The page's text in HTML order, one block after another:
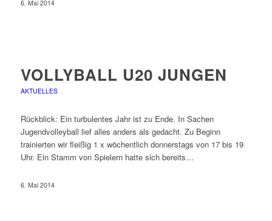
6. Mai 2014
VOLLYBALL U20 JUNGEN
AKTUELLES
Rückblick: Ein turbulentes Jahr ist zu Ende. In Sachen
Jugendvolleyball lief alles anders als gedacht. Zu Beginn
trainierten wir fleißig 1 x wöchentlich donnerstags von 17 bis 19
Uhr. Ein Stamm von Spielern hatte sich bereits…
6. Mai 2014